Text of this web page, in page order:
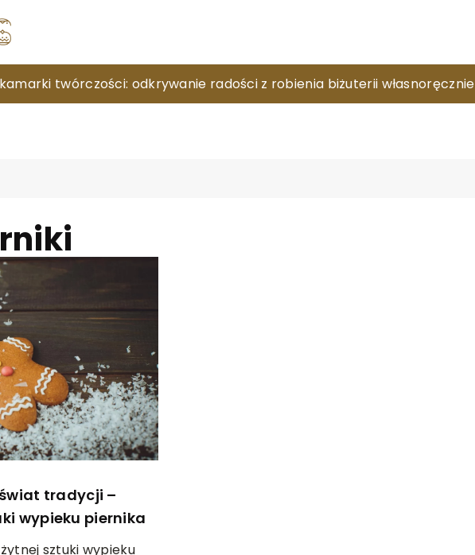
twoje hobby może stać się twoim zawodem?
twórczości: odkrywanie radości z robienia biżuterii własnoręcznie
podróżowanie może stać się inspiracją do rozwijania nowych pasji?
tradycji –
wypieku piernika
sztuki wypieku
INNE ROZRYWKA
listopada 2025
cieszyć się ulubionymi grami bez
budżetu?
strategie na tanie zakupy gier,
z promocji i darmowych
a także plany subskrypcyjne,